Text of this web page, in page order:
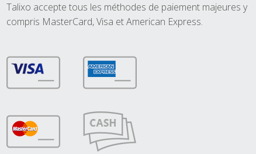
Talixo accepte tous les méthodes de paiement majeures y
compris MasterCard, Visa et American Express.